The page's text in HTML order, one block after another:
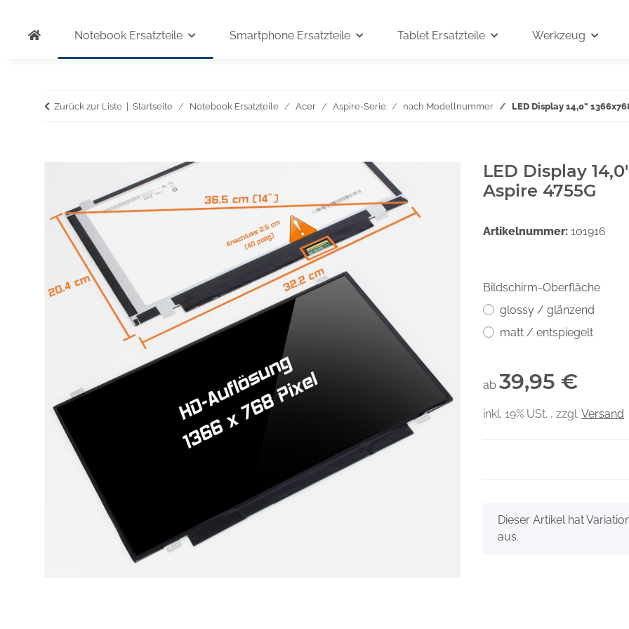
Notebook Ersatzteile Smartphone Ersatzteile Tablet Ersatzteile Werkzeug
Zurück zur Liste Startseite Notebook Ersatzteile Acer Aspire-Serie nach Modellnummer LED Display 14,0"
LED Display
Aspire 4755G
Artikelnummer: 101916
Bildschirm-Oberfläche
glossy / glänzend
matt / entspiegelt
ab 39,95 €
inkl. 19% USt. , zzgl. Versand
xDieser Artikel hat
aus.